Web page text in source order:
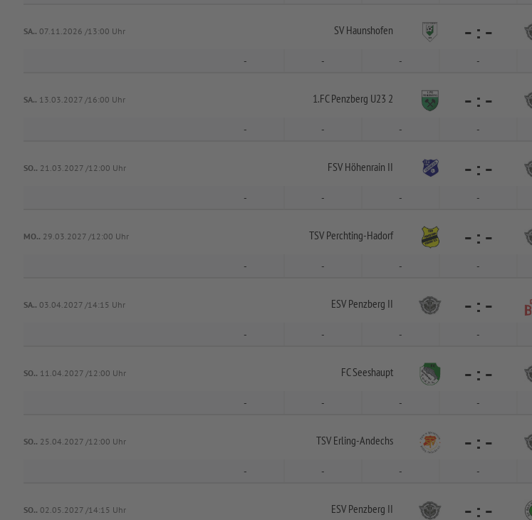
SA.. 07.11.2026 /13:00 Uhr SV Haunshofen - : -
- - - -
SA.. 13.03.2027 /16:00 Uhr 1.FC Penzberg U23 2 - : -
- - - -
SO.. 21.03.2027 /12:00 Uhr FSV Höhenrain II - : -
- - - -
MO.. 29.03.2027 /12:00 Uhr TSV Perchting-Hadorf - : -
- - - -
SA.. 03.04.2027 /14:15 Uhr ESV Penzberg II - : -
- - - -
SO.. 11.04.2027 /12:00 Uhr FC Seeshaupt - : -
- - - -
SO.. 25.04.2027 /12:00 Uhr TSV Erling-Andechs - : -
- - - -
SO.. 02.05.2027 /14:15 Uhr ESV Penzberg II - : -